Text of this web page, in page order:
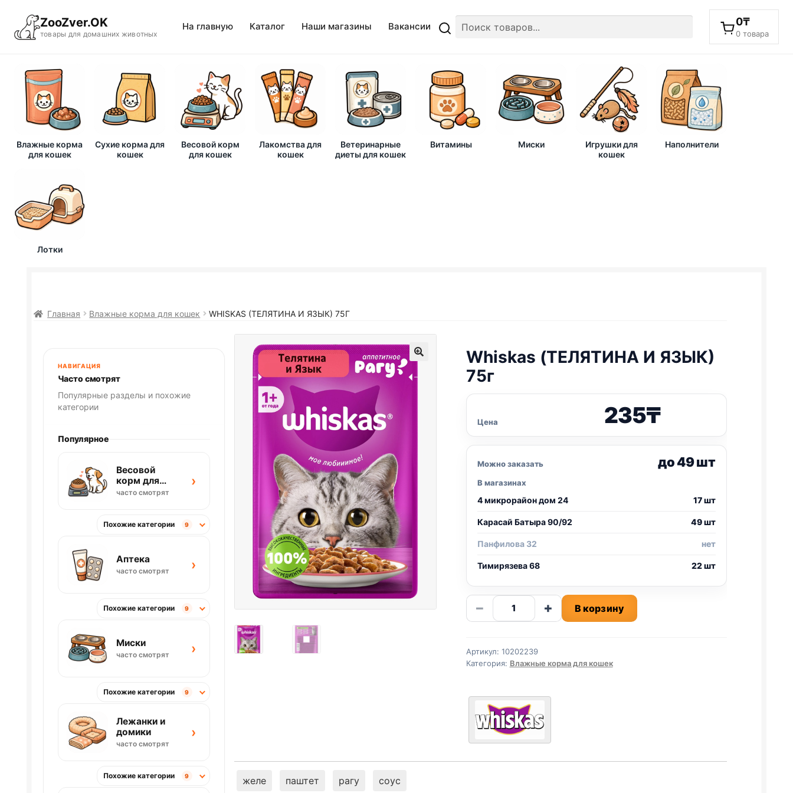
ZooZver.OK
товары для домашних животных
На главную Каталог Наши магазины Вакансии 0₸
0 товара
Влажные корма
для кошек
Сухие корма для
кошек
Весовой корм
для кошек
Лакомства для
кошек
Ветеринарные
диеты для кошек
Витамины Миски
Игрушки для
кошек
Наполнители
Лотки
Главная Влажные корма для кошек WHISKAS (ТЕЛЯТИНА И ЯЗЫК) 75Г
Whiskas (ТЕЛЯТИНА И ЯЗЫК)
75г
Цена 235₸
Можно заказать до 49 шт
В магазинах
4 микрорайон дом 24 17 шт
Карасай Батыра 90/92 49 шт
Панфилова 32 нет
Тимирязева 68 22 шт
−
Количество
товара
И
+ В корзину
Артикул: 10202239
Категория: Влажные корма для кошек
желе паштет рагу соус
НАВИГАЦИЯ
Часто смотрят
Популярные разделы и похожие
категории
Популярное
Весовой
корм для
собак
часто смотрят
›
Похожие категории 9
Аптека
часто смотрят ›
Похожие категории 9
Миски
часто смотрят ›
Похожие категории 9
Лежанки и
домики
часто смотрят
›
Похожие категории 9